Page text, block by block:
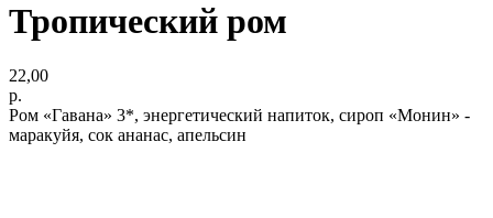
Тропический ром
22,00
р.
Ром «Гавана» 3*, энергетический напиток, сироп «Монин» -
маракуйя, сок ананас, апельсин